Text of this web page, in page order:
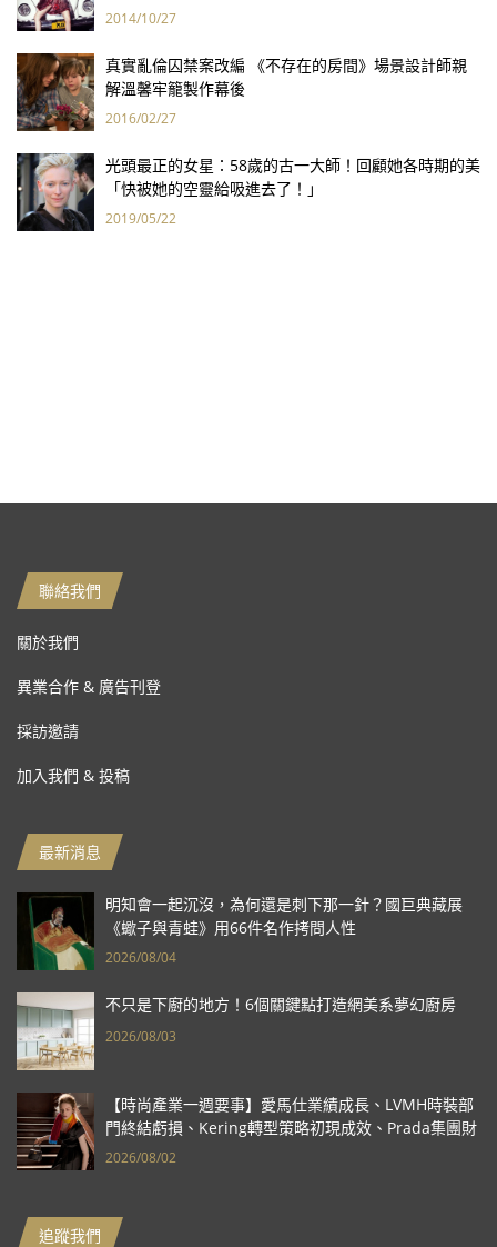
2014/10/27
真實亂倫囚禁案改編 《不存在的房間》場景設計師親
解溫馨牢籠製作幕後
2016/02/27
光頭最正的女星：58歲的古一大師！回顧她各時期的美
「快被她的空靈給吸進去了！」
2019/05/22
聯絡我們
關於我們
異業合作 & 廣告刊登
採訪邀請
加入我們 & 投稿
最新消息
明知會一起沉沒，為何還是刺下那一針？國巨典藏展
《蠍子與青蛙》用66件名作拷問人性
2026/08/04
不只是下廚的地方！6個關鍵點打造網美系夢幻廚房
2026/08/03
【時尚產業一週要事】愛馬仕業績成長、LVMH時裝部
門終結虧損、Kering轉型策略初現成效、Prada集團財
報亮眼
2026/08/02
追蹤我們